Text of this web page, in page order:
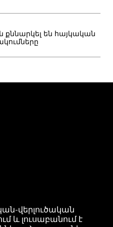
քննարկել են հայկական
վերլուծական
և լուսաբանում է